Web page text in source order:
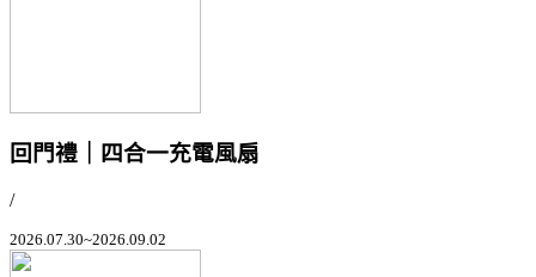
回門禮｜四合一充電風扇
/
2026.07.30~2026.09.02